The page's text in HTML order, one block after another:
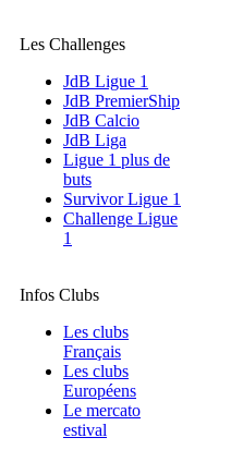
Les Challenges
JdB Ligue 1
JdB PremierShip
JdB Calcio
JdB Liga
Ligue 1 plus de
buts
Survivor Ligue 1
Challenge Ligue
1
Infos Clubs
Les clubs
Français
Les clubs
Européens
Le mercato
estival